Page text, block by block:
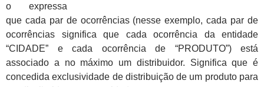
o expressa
que cada par de ocorrências (nesse exemplo, cada par de
ocorrências significa que cada ocorrência da entidade
“CIDADE” e cada ocorrência de “PRODUTO”) está
associado a no máximo um distribuidor. Significa que é
concedida exclusividade de distribuição de um produto para